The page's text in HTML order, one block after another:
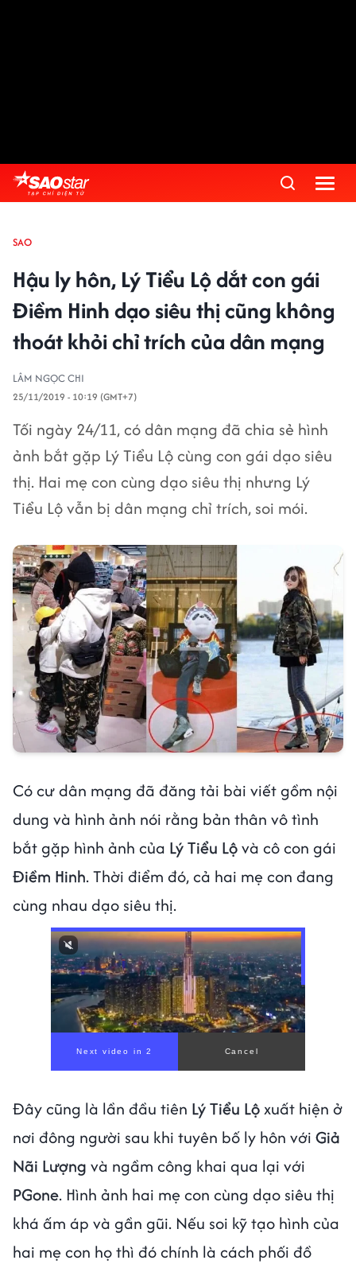
SAO
Hậu ly hôn, Lý Tiểu Lộ dắt con gái
Điềm Hinh dạo siêu thị cũng không
thoát khỏi chỉ trích của dân mạng
LÂM NGỌC CHI
25/11/2019 - 10:19 (GMT+7)
Tối ngày 24/11, có dân mạng đã chia sẻ hình
ảnh bắt gặp Lý Tiểu Lộ cùng con gái dạo siêu
thị. Hai mẹ con cùng dạo siêu thị nhưng Lý
Tiểu Lộ vẫn bị dân mạng chỉ trích, soi mói.
Có cư dân mạng đã đăng tải bài viết gồm nội
dung và hình ảnh nói rằng bản thân vô tình
bắt gặp hình ảnh của Lý Tiểu Lộvà cô con gái
Điềm Hinh. Thời điểm đó, cả hai mẹ con đang
cùng nhau dạo siêu thị.
Đây cũng là lần đầu tiên Lý Tiểu Lộxuất hiện ở
nơi đông người sau khi tuyên bố ly hôn với Giả
Nãi Lượng và ngầm công khai qua lại với
PGone. Hình ảnh hai mẹ con cùng dạo siêu thị
khá ấm áp và gần gũi. Nếu soi kỹ tạo hình của
hai mẹ con họ thì đó chính là cách phối đồ